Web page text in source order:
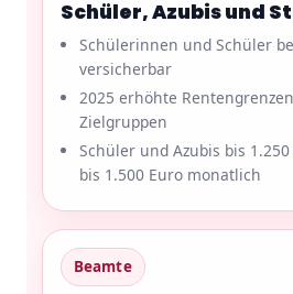
Schüler, Azubis und
Schülerinnen und Schüler
versicherbar
2025 erhöhte
Zielgruppen
Schüler und Azubis bis
bis 1.500 Euro monatlich
Beamte